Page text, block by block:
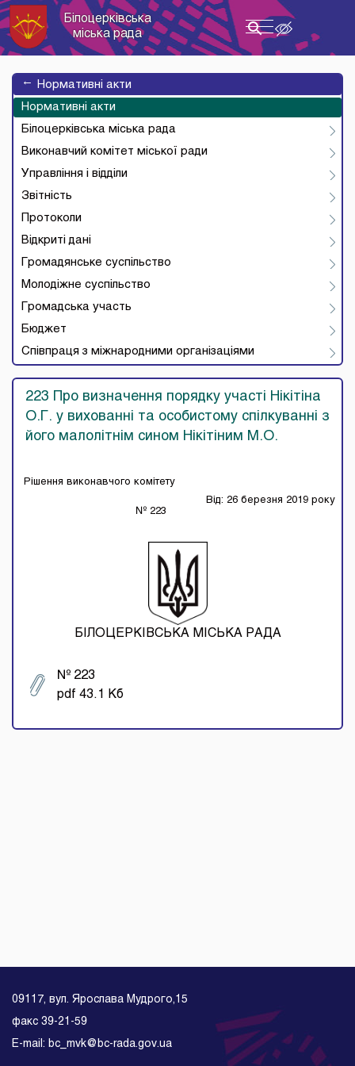
Toggle
navigation
Білоцерківська
міська рада
→
Нормативні акти
Нормативні акти
Білоцерківська міська рада
Виконавчий комітет міської ради
Управління і відділи
Звітність
Протоколи
Відкриті дані
Громадянське суспільство
Молодіжне суспільство
Громадська участь
Бюджет
Співпраця з міжнародними організаціями
223 Про визначення порядку участі Нікітіна
О.Г. у вихованні та особистому спілкуванні з
його малолітнім сином Нікітіним М.О.
Рішення виконавчого комітету
№ 223
Від: 26 березня 2019 року
БІЛОЦЕРКІВСЬКА МІСЬКА РАДА
№ 223
pdf 43.1 Кб
09117, вул. Ярослава Мудрого,15
факс 39-21-59
E-mail: bc_mvk@bc-rada.gov.ua